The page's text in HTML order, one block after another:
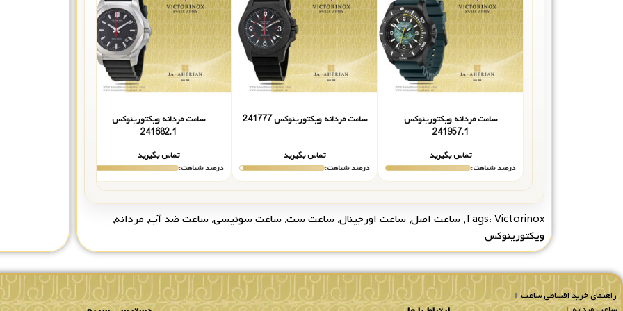
ساعت مردانه ویکتورینوکس
241957.1
تماس بگیرید
درصد شباهت:
ساعت مردانه ویکتورینوکس 241777
تماس بگیرید
درصد شباهت:
ساعت مردانه ویکتورینوکس
241682.1
تماس بگیرید
درصد شباهت:
Tags: Victorinox
, ساعت اصل, ساعت اورجینال, ساعت ست, ساعت سوئیسی, ساعت ضد آب, مردانه,
ویکتورینوکس
راهنمای خرید اقساطی ساعت